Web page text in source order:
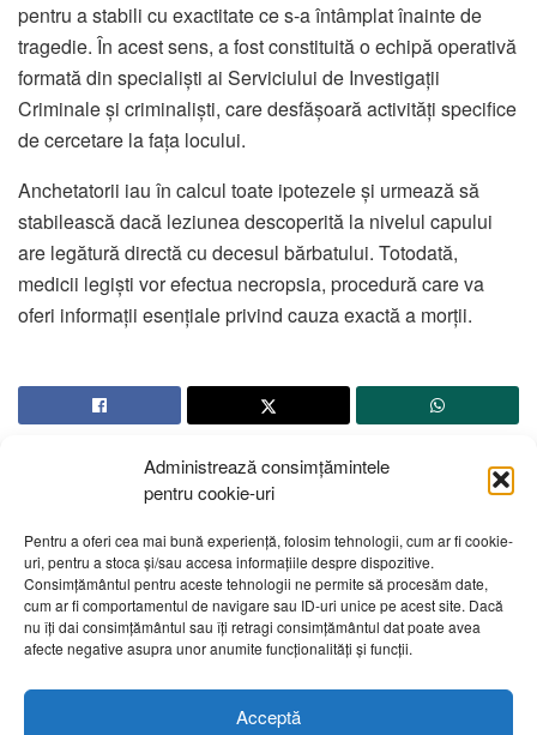
Administrează consimțămintele
pentru cookie-uri
Pentru a oferi cea mai bună experiență, folosim tehnologii, cum ar fi cookie-
uri, pentru a stoca și/sau accesa informațiile despre dispozitive.
Consimțământul pentru aceste tehnologii ne permite să procesăm date,
cum ar fi comportamentul de navigare sau ID-uri unice pe acest site. Dacă
nu îți dai consimțământul sau îți retragi consimțământul dat poate avea
afecte negative asupra unor anumite funcționalități și funcții.
Acceptă
pentru a stabili cu exactitate ce s-a întâmplat înainte de
tragedie. În acest sens, a fost constituită o echipă operativă
formată din specialiști ai Serviciului de Investigații
Criminale și criminaliști, care desfășoară activități specifice
de cercetare la fața locului.
Anchetatorii iau în calcul toate ipotezele și urmează să
stabilească dacă leziunea descoperită la nivelul capului
are legătură directă cu decesul bărbatului. Totodată,
medicii legiști vor efectua necropsia, procedură care va
oferi informații esențiale privind cauza exactă a morții.
Despre noi Publicitate Contact
Politică de confidențialitate
Cod Deontologic
Grila de programe
Daca sunteti martorul unor evenimente importante vă rugăm
să ne contactați pe email:telembotosani.tv@gmail.com